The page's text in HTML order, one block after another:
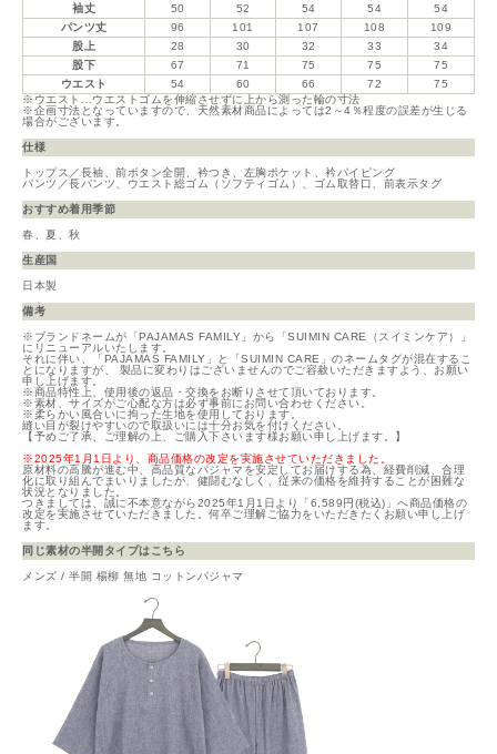
袖丈 50 52 54 54
54
パンツ丈
96 101 107 108
109
股上
28 30 32 33
34
股下
67 71 75 75
75
ウエスト
54 60 66 72
75
※ウエスト…ウエストゴムを伸縮させずに上から測った輪の寸法
※企画寸法となっていますので、天然素材商品によっては2～4％程度の誤差が生じる
場合がございます。
仕様
トップス／長袖、前ボタン全開、衿つき、左胸ポケット、衿パイピング
パンツ／長パンツ、ウエスト総ゴム（ソフティゴム）、ゴム取替口、前表示タグ
おすすめ着用季節
春、夏、秋
生産国
日本製
備考
※ブランドネームが「PAJAMAS FAMILY」から「SUIMIN CARE（スイミンケア）」
にリニューアルいたします。
それに伴い、「PAJAMAS FAMILY」と「SUIMIN CARE」のネームタグが混在するこ
とになりますが、 製品に変わりはございませんのでご容赦いただきますよう、お願い
申し上げます。
※商品特性上、使用後の返品・交換をお断りさせて頂いております。
※素材、サイズがご心配な方は必ず事前にお問い合わせください。
※柔らかい風合いに拘った生地を使用しております。
縫い目が裂けやすいので取扱いには十分お気を付けください。
【予めご了承、ご理解の上、ご購入下さいます様お願い申し上げます。】
※2025年1月1日より、商品価格の改定を実施させていただきました。
原材料の高騰が進む中、高品質なパジャマを安定してお届けする為、経費削減、合理
化に取り組んでまいりましたが、健闘むなしく、従来の価格を維持することが困難な
状況となりました。
つきましては、誠に不本意ながら2025年1月1日より「6,589円(税込)」へ商品価格の
改定を実施させていただきました。何卒ご理解ご協力をいただきたくお願い申し上げ
ます。
同じ素材の半開タイプはこちら
メンズ / 半開 楊柳 無地 コットンパジャマ